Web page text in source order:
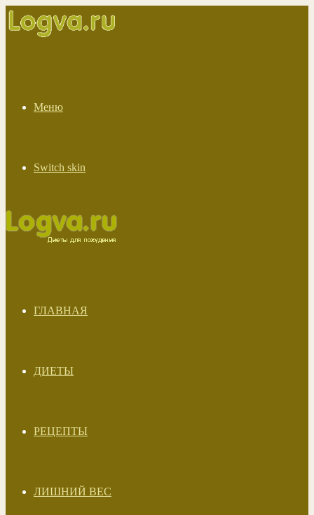
Меню
Switch skin
ГЛАВНАЯ
ДИЕТЫ
РЕЦЕПТЫ
ЛИШНИЙ ВЕС